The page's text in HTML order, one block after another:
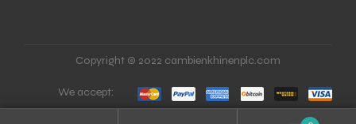
Copyright © 2022 cambienkhinenplc.com
We accept: